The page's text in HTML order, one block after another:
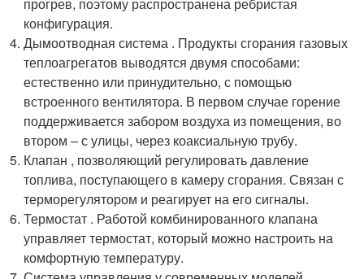
конфигурация.
Дымоотводная система . Продукты сгорания газовых
теплоагрегатов выводятся двумя способами:
естественно или принудительно, с помощью
встроенного вентилятора. В первом случае горение
поддерживается забором воздуха из помещения, во
втором – с улицы, через коаксиальную трубу.
Клапан , позволяющий регулировать давление
топлива, поступающего в камеру сгорания. Связан с
терморегулятором и реагирует на его сигналы.
Термостат . Работой комбинированного клапана
управляет термостат, который можно настроить на
комфортную температуру.